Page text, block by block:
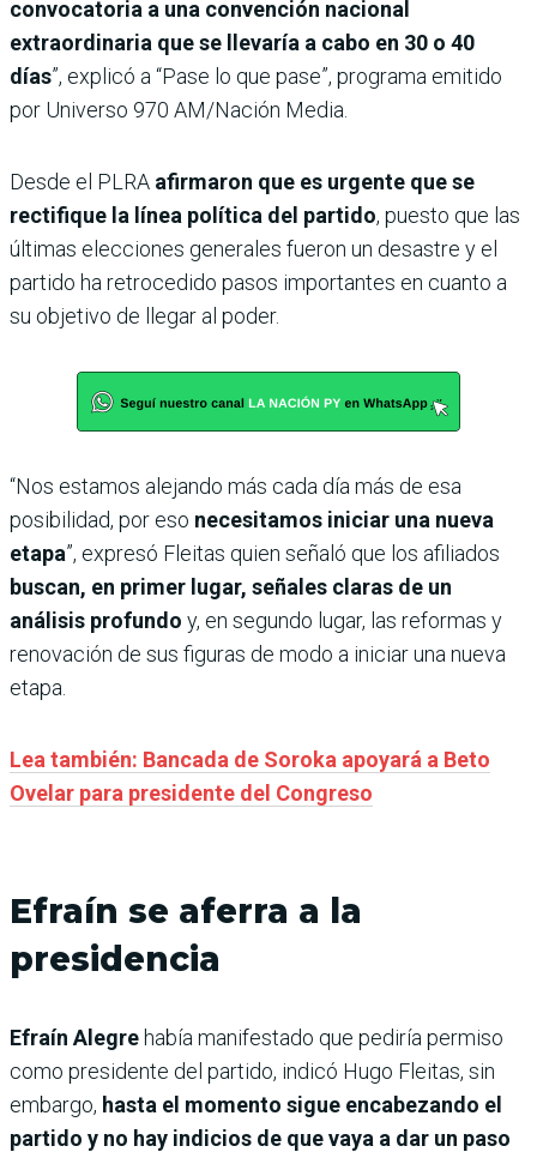
convocatoria a una convención nacional
extraordinaria que se llevaría a cabo en 30 o 40
días”, explicó a “Pase lo que pase”, programa emitido
por Universo 970 AM/Nación Media.
Desde el PLRA afirmaron que es urgente que se
rectifique la línea política del partido, puesto que las
últimas elecciones generales fueron un desastre y el
partido ha retrocedido pasos importantes en cuanto a
su objetivo de llegar al poder.
“Nos estamos alejando más cada día más de esa
posibilidad, por eso necesitamos iniciar una nueva
etapa”, expresó Fleitas quien señaló que los afiliados
buscan, en primer lugar, señales claras de un
análisis profundo y, en segundo lugar, las reformas y
renovación de sus figuras de modo a iniciar una nueva
etapa.
Lea también: Bancada de Soroka apoyará a Beto
Ovelar para presidente del Congreso
Efraín se aferra a la
presidencia
Efraín Alegrehabía manifestado que pediría permiso
como presidente del partido, indicó Hugo Fleitas, sin
embargo, hasta el momento sigue encabezando el
partido y no hay indicios de que vaya a dar un paso